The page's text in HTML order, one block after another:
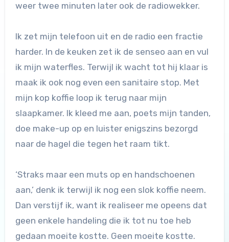
weer twee minuten later ook de radiowekker.
Ik zet mijn telefoon uit en de radio een fractie
harder. In de keuken zet ik de senseo aan en vul
ik mijn waterfles. Terwijl ik wacht tot hij klaar is
maak ik ook nog even een sanitaire stop. Met
mijn kop koffie loop ik terug naar mijn
slaapkamer. Ik kleed me aan, poets mijn tanden,
doe make-up op en luister enigszins bezorgd
naar de hagel die tegen het raam tikt.
‘Straks maar een muts op en handschoenen
aan,’ denk ik terwijl ik nog een slok koffie neem.
Dan verstijf ik, want ik realiseer me opeens dat
geen enkele handeling die ik tot nu toe heb
gedaan moeite kostte. Geen moeite kostte.